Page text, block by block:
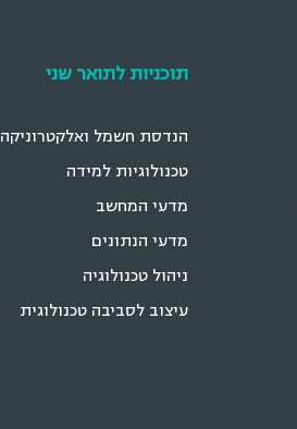
תוכניות לתואר שני
הנדסת חשמל ואלקטרוניקה
טכנולוגיות למידה
מדעי המחשב
מדעי הנתונים
ניהול טכנולוגיה
עיצוב לסביבה טכנולוגית